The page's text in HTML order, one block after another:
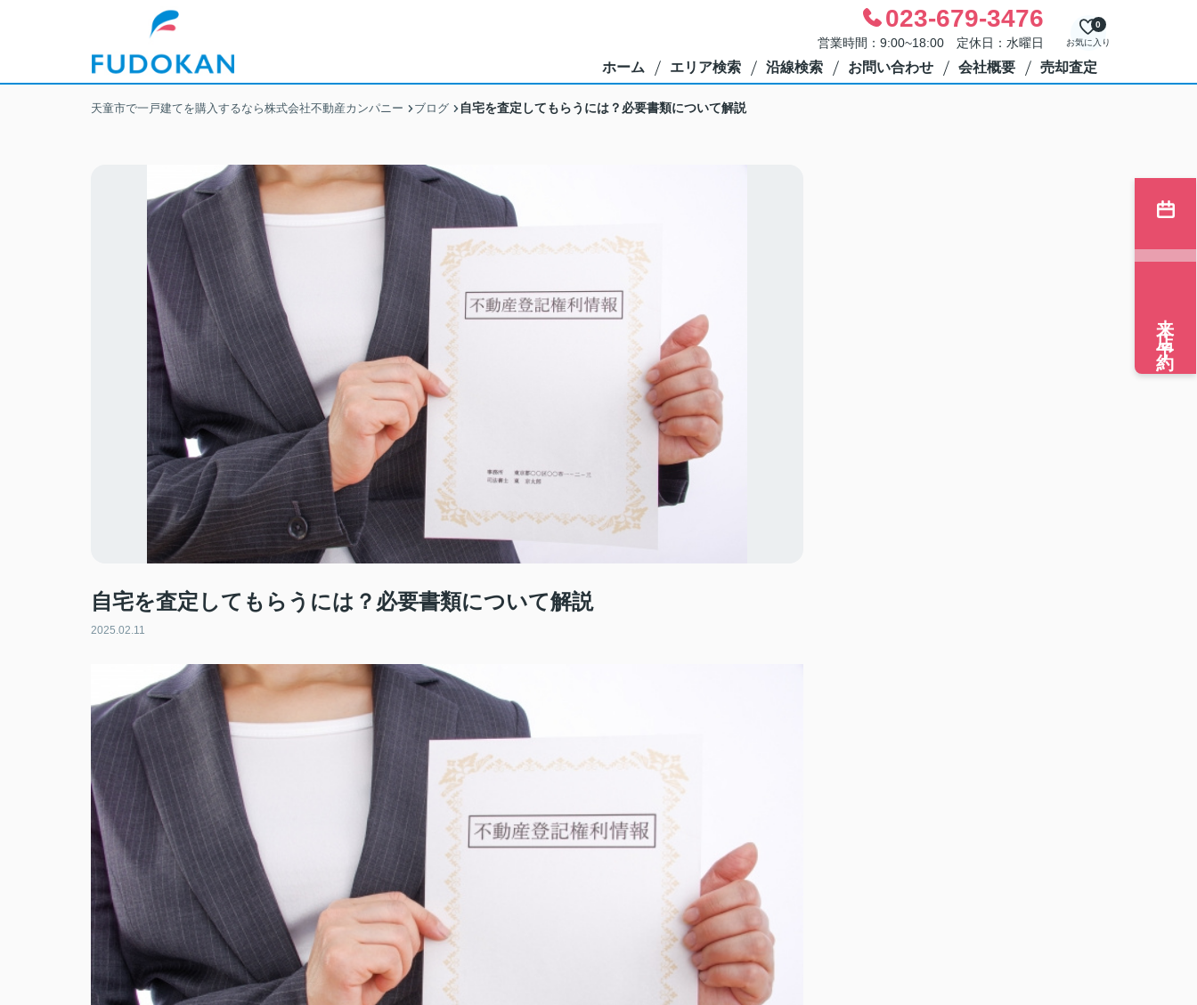
023-679-3476
営業時間：9:00~18:00 定休日：水曜日 お気に入り
0
ホーム エリア検索 沿線検索 お問い合わせ 会社概要 売却査定
天童市で一戸建てを購入するなら株式会社不動産カンパニー ブログ 自宅を査定してもらうには？必要書類について解説
自宅を査定してもらうには？必要書類について解説
2025.02.11
来店予約